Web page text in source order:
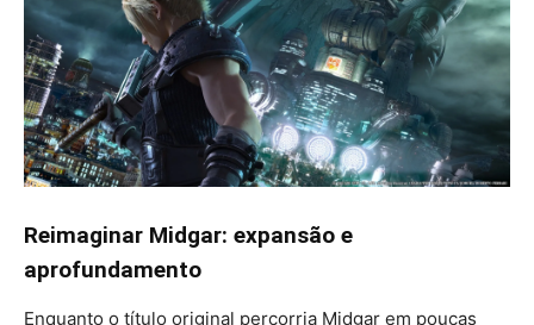
Reimaginar Midgar: expansão e
aprofundamento
Enquanto o título original percorria Midgar em poucas